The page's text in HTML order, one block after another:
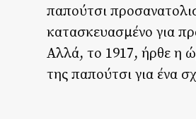
παπούτσι
κατασκευασμένο για
Αλλά, το 1917, ήρθε η
της παπούτσι για ένα